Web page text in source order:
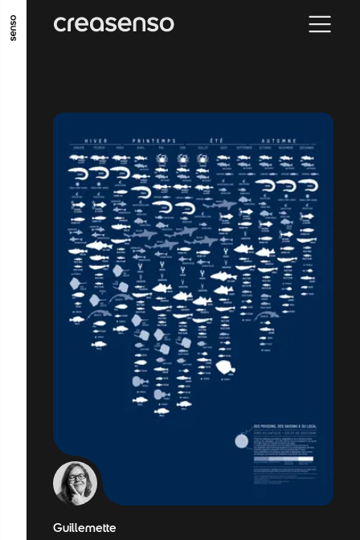
GO TO MAIN CONTENT GO TO MAIN MENU
Guillemette